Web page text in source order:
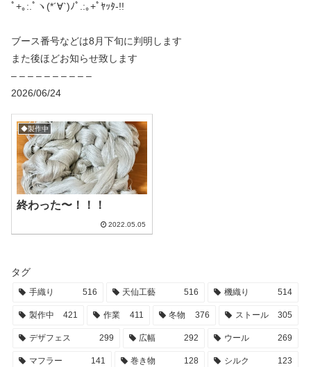
ﾟ+｡:.ﾟヽ(*´∀`)ﾉﾟ.:｡+ﾟﾔｯﾀ-!!
ブース番号などは8月下旬に判明します
また後ほどお知らせ致します
– – – – – – – – – –
2026/06/24
◆製作中
終わった〜！！！
2022.05.05
タグ
手織り 516 天仙工藝 516 機織り 514
製作中 421 作業 411 冬物 376 ストール 305
デザフェス 299 広幅 292 ウール 269
マフラー 141 巻き物 128 シルク 123